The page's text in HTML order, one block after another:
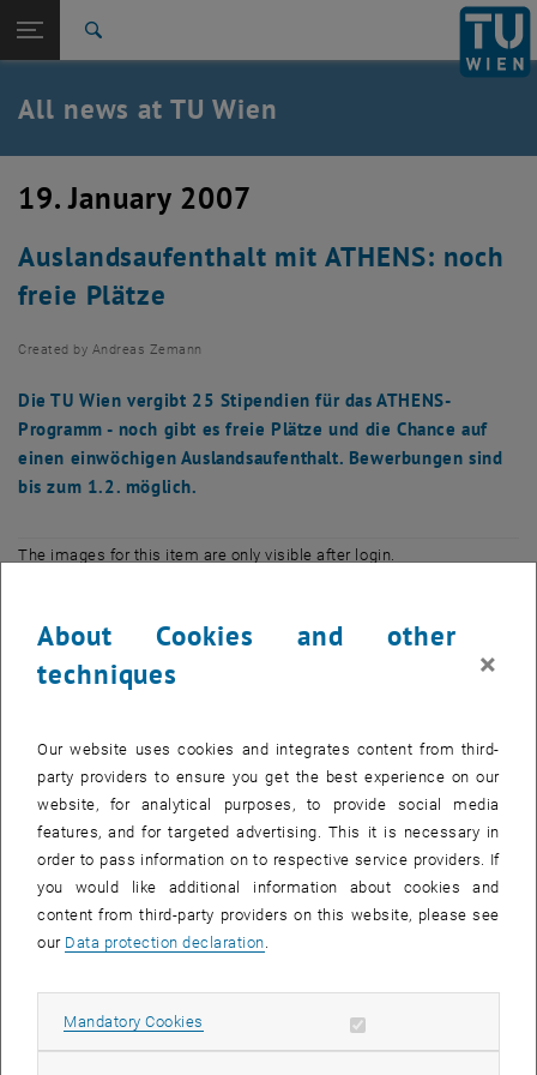
TU Login
Quicklinks
Toggle quicklinks menu
Studies
Career
Back: list subpages of parent page TU Wien Homepage
Back to:
TU Wien Homepage
Overview
All news at TU Wien
19. January 2007
Auslandsaufenthalt mit ATHENS: noch
freie Plätze
Created by Andreas Zemann
Die TU Wien vergibt 25 Stipendien für das ATHENS-
Programm - noch gibt es freie Plätze und die Chance auf
einen einwöchigen Auslandsaufenthalt. Bewerbungen sind
bis zum 1.2. möglich.
The images for this item are only visible after login.
Von 17. bis 24. März 2007finden an renommierten EU-Universitäten
wieder einwöchige Kurse im Rahmen des ATHENS-Programmes
statt. Das TU-Stipendium dafür bewegt sich - je nach Zielland -
Die KandidatenInnen bewerben sich für mehrere Kurse ihrer Wahl.
Die endgültige Zuteilung erfolgt durch die zentrale ATHENS-
Koordinationsstelle (ParisTech) Anfang Februar.
Das ATHENS-Netzwerk besteht aus zehn französischen Grandes
Ecoles (ParisTech) und 12 weiteren, renommierten EU-
Universitäten. Darunter klingende Namen wie etwa das Politecnico
di Milano, die Universidad Politecnica de Madrid, die KTH Stockholm
Die anrechenbaren Lehrveranstaltungen behandeln Themen aus
About Cookies and other
techniques
×
Our website uses cookies and integrates content from third-
party providers to ensure you get the best experience on our
website, for analytical purposes, to provide social media
features, and for targeted advertising. This it is necessary in
order to pass information on to respective service providers. If
you would like additional information about cookies and
content from third-party providers on this website, please see
our Data protection declaration
Mandatory Cookies Allow mandatory cookies